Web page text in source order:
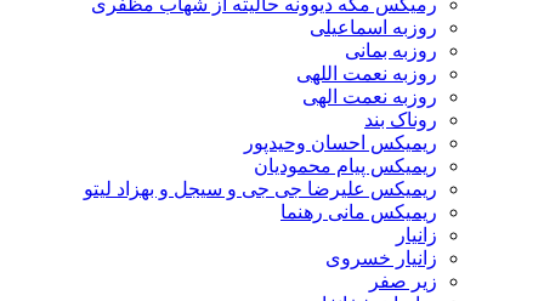
رمیکس مگه دیوونه حالیته از شهاب مظفری
روزبه اسماعیلی
روزبه بمانی
روزبه نعمت اللهی
روزبه نعمت الهی
روناک بند
ریمیکس احسان وحیدپور
ریمیکس پیام محمودیان
ریمیکس علیرضا جی جی و سیجل و بهزاد لیتو
ریمیکس مانی رهنما
زانیار
زانیار خسروی
زیر صفر